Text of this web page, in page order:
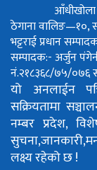
आँधीखोला
ठेगाना वालिङ—१०,
भट्टराईप्रधान
सम्पादक:- अर्जुन
नं.२१८३६८/७५/०७६
यो अनलाईन
सक्रियतामा
नम्बर प्रदेश,
लक्ष्य रहेको छ !